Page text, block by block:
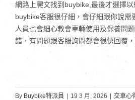
網路上爬文找到buybike,最後才選擇以
buybike客服很仔細，會仔細跟你說需
人員也會細心教會車輛使用及保養問
錯，有問題跟客服詢問都會很快回覆
By Buybike特派員 19 3 月, 2026 交車心